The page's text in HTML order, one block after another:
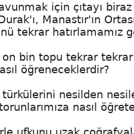
için çıtayı
Manastır'ın
tekrar hatırlamamız
bin topu tekrar
öğreneceklerdir?
türkülerini nesilden
nasıl